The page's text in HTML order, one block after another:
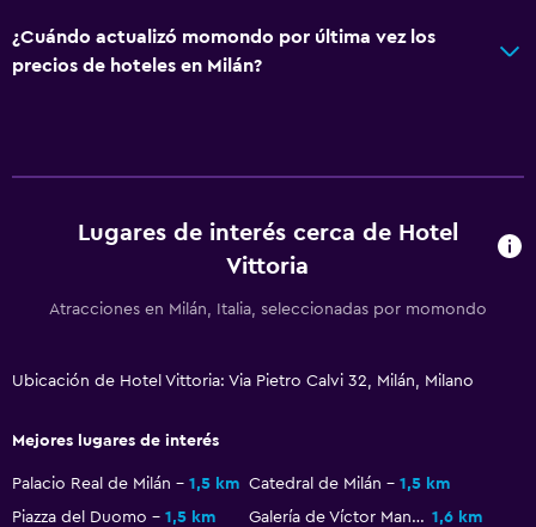
Acceso con tarjeta
Limpieza diaria
Botiquín de primeros auxilios
Cámaras CCTV en zonas comunes
Caja fuerte
¿Cuándo actualizó momondo por última vez los
precios de hoteles en Milán?
Lugares de interés cerca de Hotel
Vittoria
Atracciones en Milán, Italia, seleccionadas por momondo
Ubicación de Hotel Vittoria: Via Pietro Calvi 32, Milán, Milano
Mejores lugares de interés
Palacio Real de Milán 1,5 km Catedral de Milán
1,5 km
Piazza del Duomo
1,5 km Galería de Víctor Manuel II 1,6 km